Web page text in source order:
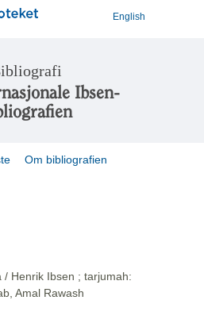
English
Ibsen-
Om bibliografien
/ Henrik Ibsen ; tarjumah:
Amal Rawash